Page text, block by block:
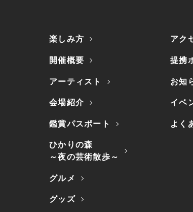
楽しみ方
開催概要
アーティスト
会場紹介
鑑賞パスポート
ひかりの森
～夜の芸術散歩～
グルメ
グッズ
アク
提携
お知
イベ
よく